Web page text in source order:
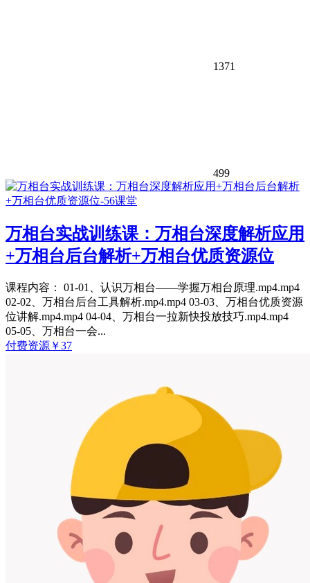
1371
499
万相台实战训练课：万相台深度解析应用
+万相台后台解析+万相台优质资源位
课程内容： 01-01、认识万相台——学握万相台原理.mp4.mp4
02-02、万相台后台工具解析.mp4.mp4 03-03、万相台优质资源
位讲解.mp4.mp4 04-04、万相台一拉新快投放技巧.mp4.mp4
05-05、万相台一会...
付费资源 ￥37